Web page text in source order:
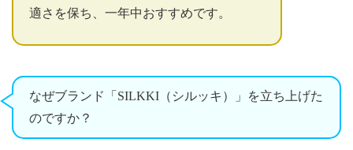
適さを保ち、一年中おすすめです。
なぜブランド「SILKKI（シルッキ）」を立ち上げた
のですか？